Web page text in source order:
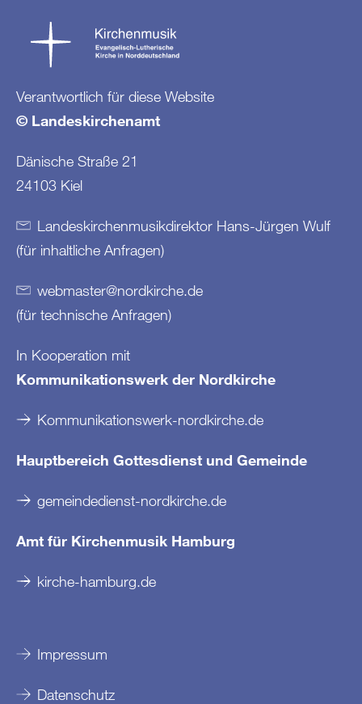
Verantwortlich für diese Website
© Landeskirchenamt
Dänische Straße 21
24103 Kiel
Landeskirchenmusikdirektor Hans-Jürgen Wulf
(für inhaltliche Anfragen)
webmaster@nordkirche.de
(für technische Anfragen)
In Kooperation mit
Kommunikationswerk der Nordkirche
Kommunikationswerk-nordkirche.de
Hauptbereich Gottesdienst und Gemeinde
gemeindedienst-nordkirche.de
Amt für Kirchenmusik Hamburg
kirche-hamburg.de
Impressum
Datenschutz